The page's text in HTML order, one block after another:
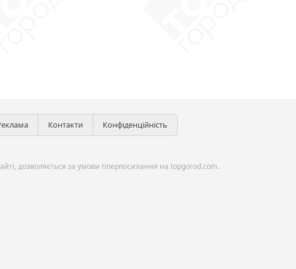
Контакти Конфіденційність
дозволяється за умови гіперпосилання на topgorod.com.